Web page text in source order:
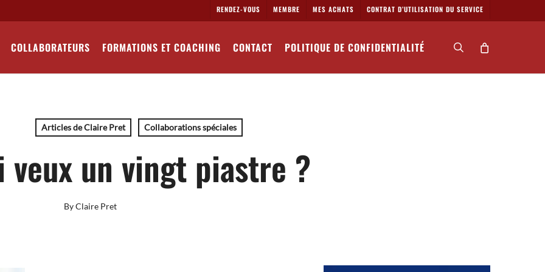
RENDEZ-VOUS MEMBRE MES ACHATS CONTRAT D’UTILISATION DU SERVICE
COLLABORATEURS FORMATIONS ET COACHING CONTACT POLITIQUE DE CONFIDENTIALITÉ search
Articles de Claire Pret Collaborations spéciales
veux un vingt piastre ?
ByClaire Pret